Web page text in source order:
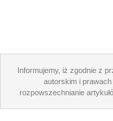
Informujemy, iż zgodnie z
autorskim i
rozpowszechnianie